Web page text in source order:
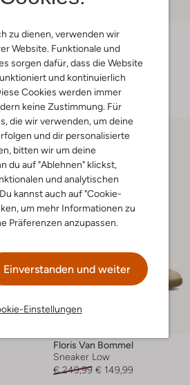
zu dienen, verwenden wir
Website. Funktionale und
sorgen dafür, dass die Website
und kontinuierlich
Cookies werden immer
keine Zustimmung. Für
die wir verwenden, um deine
und dir personalisierte
bitten wir um deine
du auf "Ablehnen" klickst,
und analytischen
kannst auch auf "Cookie-
um mehr Informationen zu
Präferenzen anzupassen.
Einverstanden und weiter
Einstellungen
Floris Van Bommel
Sneaker Low
€ 269,99
€ 161,99
+ mehr farben
Floris Van Bommel
Sneaker Low
€ 249,99 € 149,99